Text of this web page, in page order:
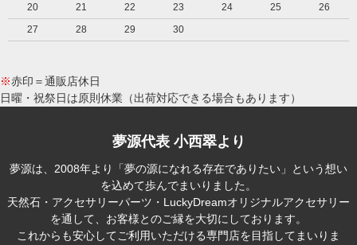
20
21 22 23 24 25
26
27
28 29 30
※赤印＝通販店休日
日曜・祝祭日は原則休業（出荷対応できる場合もあります）
夢源代表 小西翠より
夢源は、2008年より「夢の源になれる存在でありたい」という想い
を込めて歩んでまいりました。
天然石・アクセサリーパーツ・LuckyDreamオリジナルアクセサリー
を通して、お客様とのご縁を大切にしております。
これからも安心してご利用いただける専門店を目指してまいりま